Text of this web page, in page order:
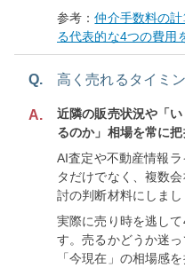
参考：仲介手数料の
る代表的な4つの費用
Q. 高く売れるタイミ
A.
近隣の販売状況や「
るのか」相場を常に把
AI査定や不動産情報
タだけでなく、複数
討の判断材料にしまし
実際に売り時を逃し
す。売るかどうか迷
「今現在」の相場感